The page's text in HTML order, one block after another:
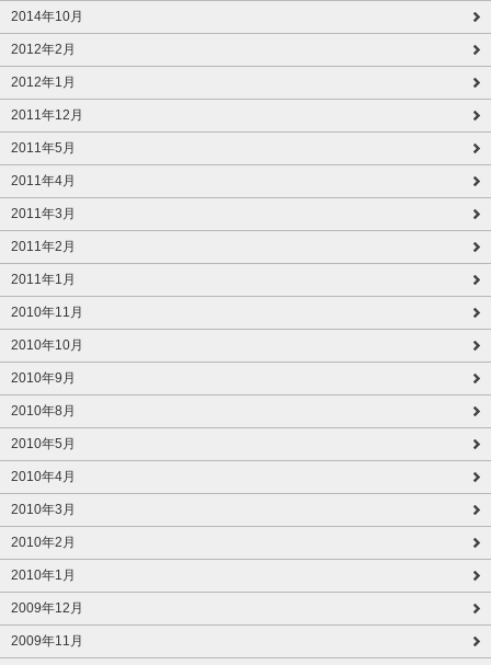
2014年10月
2012年2月
2012年1月
2011年12月
2011年5月
2011年4月
2011年3月
2011年2月
2011年1月
2010年11月
2010年10月
2010年9月
2010年8月
2010年5月
2010年4月
2010年3月
2010年2月
2010年1月
2009年12月
2009年11月